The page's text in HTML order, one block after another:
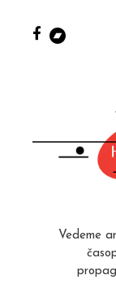
Vedeme